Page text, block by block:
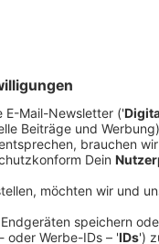
Leverkusen haben
teilzunehmen. Die
oder WhatsApp an
des Gewinnspiels
allen Teilnehmern
aus. Der